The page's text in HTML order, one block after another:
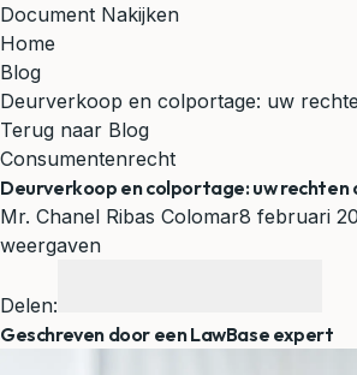
Document Nakijken
Home
Blog
Deurverkoop en colportage: uw
Terug naar Blog
Consumentenrecht
Deurverkoop en colportage: uw rechten
Mr. Chanel Ribas Colomar8 februari
weergaven
Delen:
Geschreven door een LawBase expert